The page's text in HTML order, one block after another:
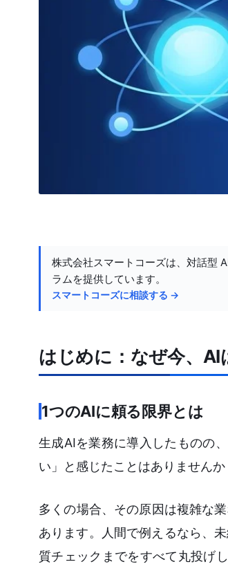
株式会社スマートコーズは、対話型
ラムを提供しています。
スマートコーズに相談する →
はじめに：なぜ今、AI
1つのAIに頼る限界とは
生成AIを業務に導入したものの
い」と感じたことはありません
多くの場合、その原因は複雑な
あります。人間で例えるなら、
質チェックまでをすべて丸投げ